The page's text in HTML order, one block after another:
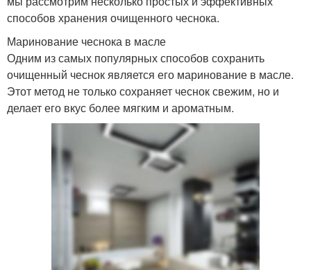
способов хранения очищенного чеснока.
Маринование чеснока в масле
Одним из самых популярных способов сохранить
очищенный чеснок является его маринование в масле.
Этот метод не только сохраняет чеснок свежим, но и
делает его вкус более мягким и ароматным.